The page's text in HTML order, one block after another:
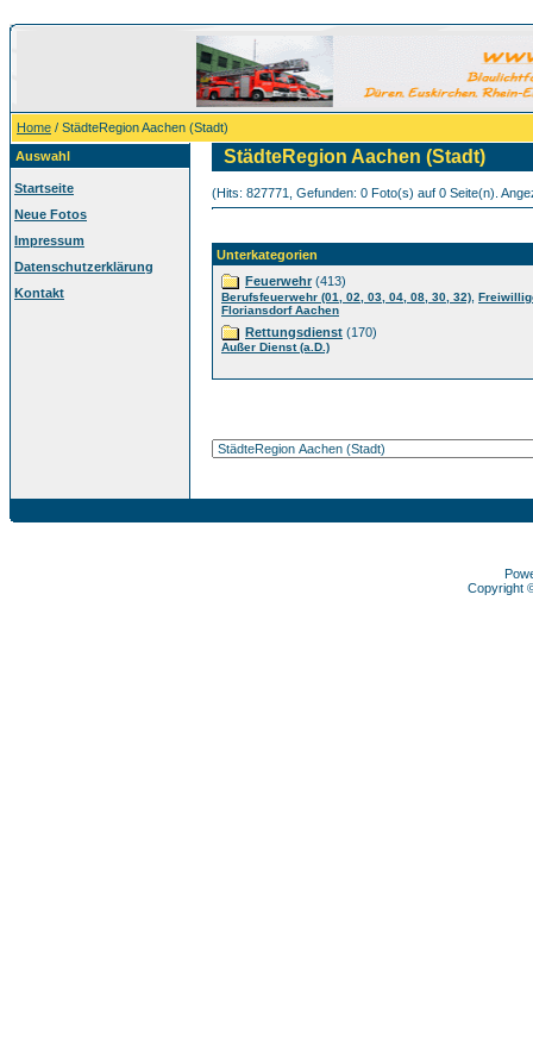
Home / StädteRegion Aachen (Stadt)
Auswahl
Startseite
Neue Fotos
Impressum
Datenschutzerklärung
Kontakt
StädteRegion Aachen (Stadt)
(Hits: 827771, Gefunden: 0 Foto(s) auf 0 Seite(n).
Unterkategorien
Feuerwehr(413)
Berufsfeuerwehr (01, 02, 03, 04, 08, 30, 32)
Floriansdorf Aachen
Rettungsdienst (170)
Außer Dienst (a.D.)
Copyright